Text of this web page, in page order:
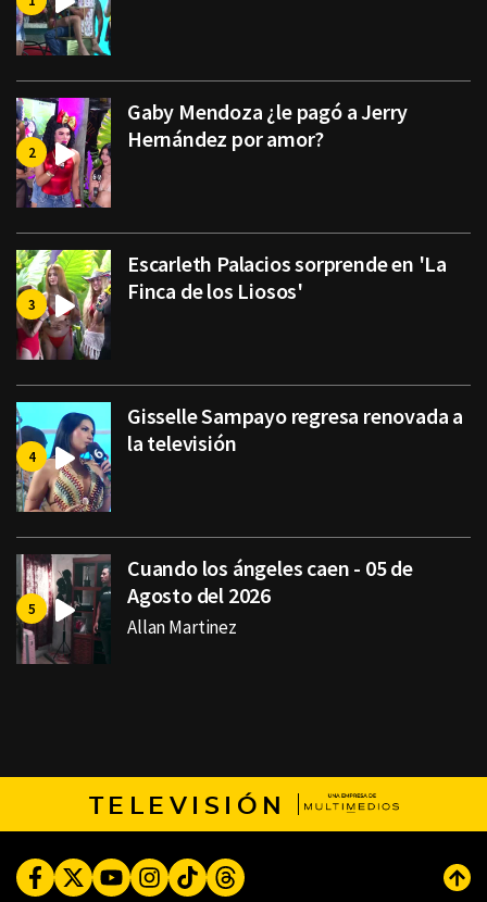
Gaby Mendoza ¿le pagó a Jerry
Hernández por amor?
Escarleth Palacios sorprende en 'La
Finca de los Liosos'
Gisselle Sampayo regresa renovada a
la televisión
Cuando los ángeles caen - 05 de
Agosto del 2026
Allan Martinez
TELEVISIÓN
FacebookTwitterYoutubeInstagram
TikTokThreads